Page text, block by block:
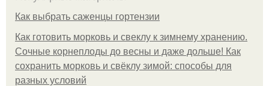
Как выбрать саженцы гортензии
Как готовить морковь и свеклу к зимнему хранению.
Сочные корнеплоды до весны и даже дольше! Как
сохранить морковь и свёклу зимой: способы для
разных условий